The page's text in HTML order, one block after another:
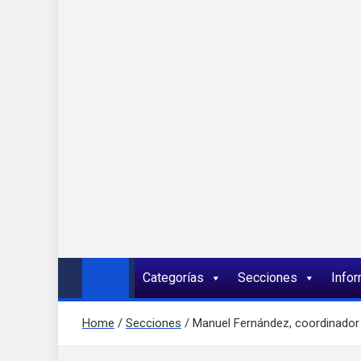
Categorías Secciones
Home Secciones Manuel Fernández,